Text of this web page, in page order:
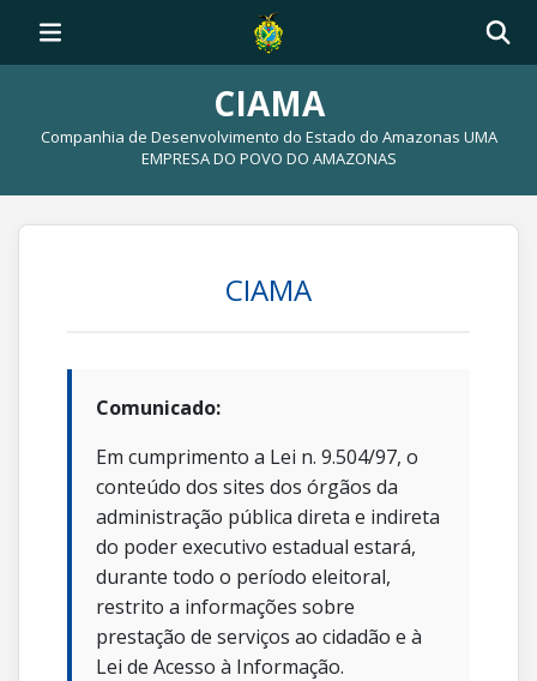
CIAMA
Companhia de Desenvolvimento do Estado do Amazonas UMA
EMPRESA DO POVO DO AMAZONAS
CIAMA
Comunicado:
Em cumprimento a Lei n. 9.504/97, o
conteúdo dos sites dos órgãos da
administração pública direta e indireta
do poder executivo estadual estará,
durante todo o período eleitoral,
restrito a informações sobre
prestação de serviços ao cidadão e à
Lei de Acesso à Informação.